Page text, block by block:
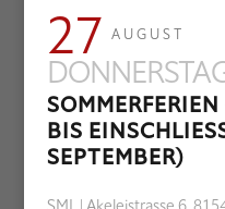
27 AUGUST
BIS
EPTEMBER)